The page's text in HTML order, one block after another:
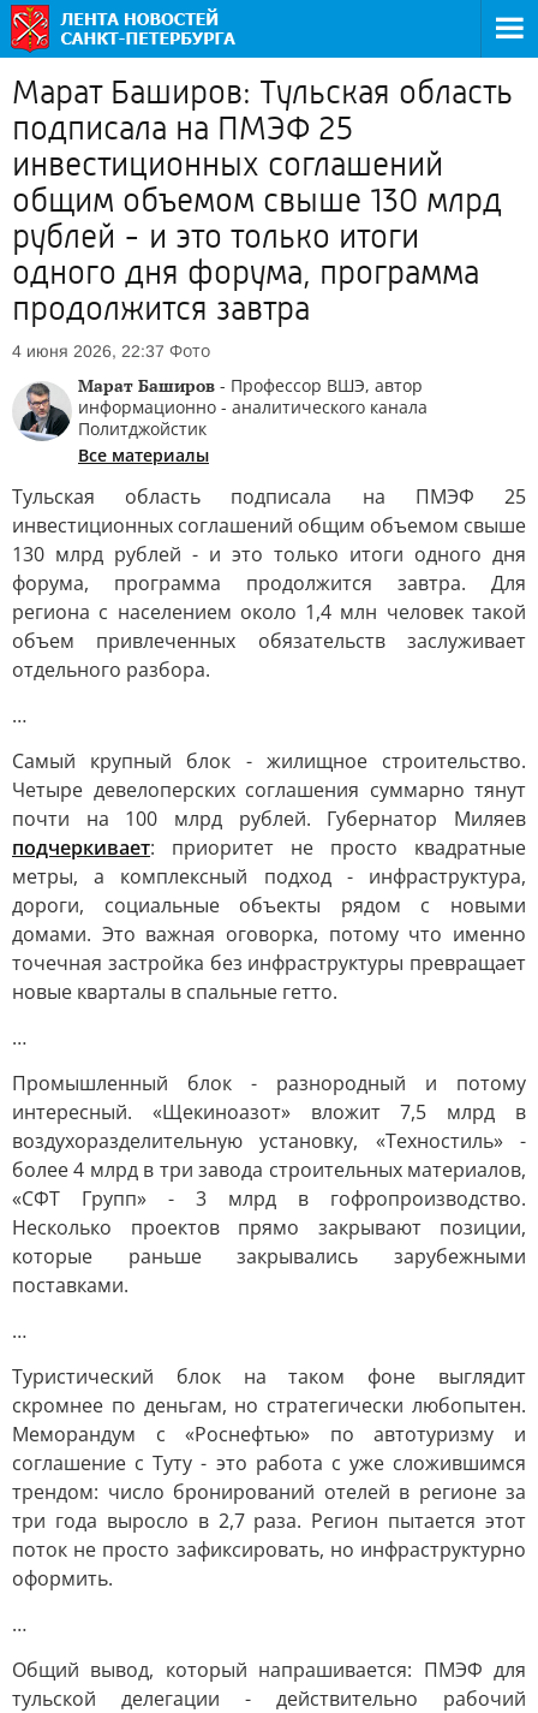
Марат Баширов: Тульская область
подписала на ПМЭФ 25
инвестиционных соглашений
общим объемом свыше 130 млрд
рублей - и это только итоги
одного дня форума, программа
продолжится завтра
4 июня 2026, 22:37 Фото
Марат Баширов - Профессор ВШЭ, автор
информационно - аналитического канала
Политджойстик
Все материалы
Тульская область подписала на ПМЭФ 25
инвестиционных соглашений общим объемом свыше
130 млрд рублей - и это только итоги одного дня
форума, программа продолжится завтра. Для
региона с населением около 1,4 млн человек такой
объем привлеченных обязательств заслуживает
отдельного разбора.
…
Самый крупный блок - жилищное строительство.
Четыре девелоперских соглашения суммарно тянут
почти на 100 млрд рублей. Губернатор Миляев
подчеркивает: приоритет не просто квадратные
метры, а комплексный подход - инфраструктура,
дороги, социальные объекты рядом с новыми
домами. Это важная оговорка, потому что именно
точечная застройка без инфраструктуры превращает
новые кварталы в спальные гетто.
…
Промышленный блок - разнородный и потому
интересный. «Щекиноазот» вложит 7,5 млрд в
воздухоразделительную установку, «Техностиль» -
более 4 млрд в три завода строительных материалов,
«СФТ Групп» - 3 млрд в гофропроизводство.
Несколько проектов прямо закрывают позиции,
которые раньше закрывались зарубежными
поставками.
…
Туристический блок на таком фоне выглядит
скромнее по деньгам, но стратегически любопытен.
Меморандум с «Роснефтью» по автотуризму и
соглашение с Туту - это работа с уже сложившимся
трендом: число бронирований отелей в регионе за
три года выросло в 2,7 раза. Регион пытается этот
поток не просто зафиксировать, но инфраструктурно
оформить.
…
Общий вывод, который напрашивается: ПМЭФ для
тульской делегации - действительно рабочий